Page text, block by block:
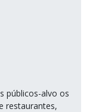
públicos-alvo os
restaurantes,